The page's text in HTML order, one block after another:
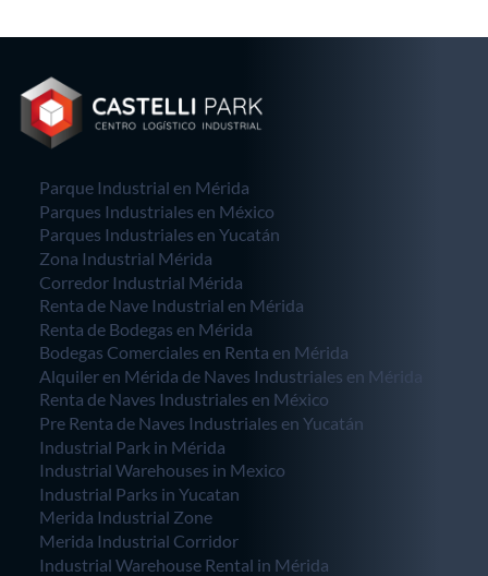
Parque Industrial en Mérida
Parques Industriales en México
Parques Industriales en Yucatán
Zona Industrial Mérida
Corredor Industrial Mérida
Renta de Nave Industrial en Mérida
Renta de Bodegas en Mérida
Bodegas Comerciales en Renta en Mérida
Alquiler en Mérida de Naves Industriales en Mérida
Renta de Naves Industriales en México
Pre Renta de Naves Industriales en Yucatán
Industrial Park in Mérida
Industrial Warehouses in Mexico
Industrial Parks in Yucatan
Merida Industrial Zone
Merida Industrial Corridor
Industrial Warehouse Rental in Mérida